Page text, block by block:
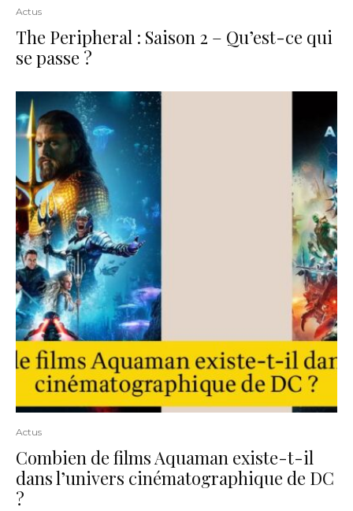
Actus
The Peripheral : Saison 2 – Qu’est-ce qui
se passe ?
Actus
Combien de films Aquaman existe-t-il
dans l’univers cinématographique de DC
?